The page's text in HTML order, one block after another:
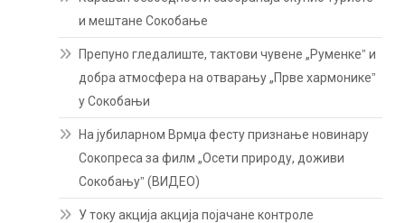
и мештане Сокобање
Препуно гледалиште, тактови чувене „Руменкеˮ и
добра атмосфера на отварању „Прве хармоникеˮ
у Сокобањи
На јубиларном Врмџа фесту признање новинару
Сокопреса за филм „Осети природу, доживи
Сокобањуˮ (ВИДЕО)
У току акција акција појачане контроле